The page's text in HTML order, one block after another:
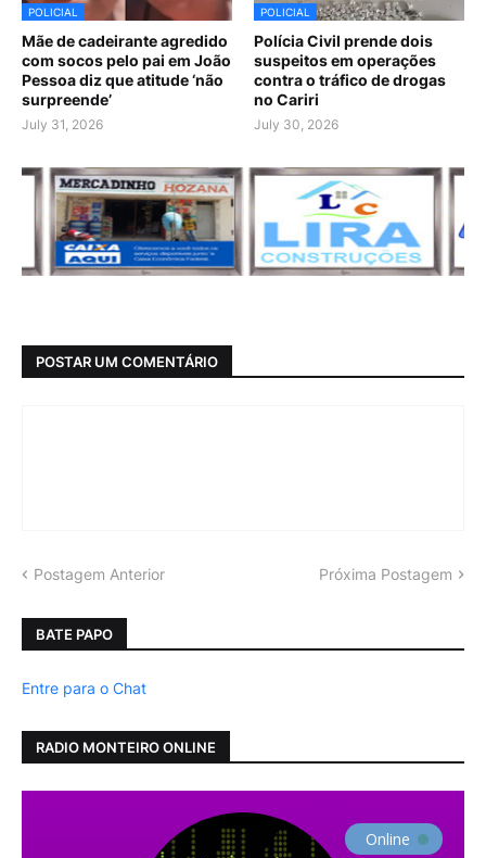
POLICIAL
Mãe de cadeirante agredido
com socos pelo pai em João
Pessoa diz que atitude ‘não
surpreende’
July 31, 2026
POLICIAL
Polícia Civil prende dois
suspeitos em operações
contra o tráfico de drogas
no Cariri
July 30, 2026
POSTAR UM COMENTÁRIO
Postagem Anterior Próxima Postagem
BATE PAPO
Entre para o Chat
RADIO MONTEIRO ONLINE